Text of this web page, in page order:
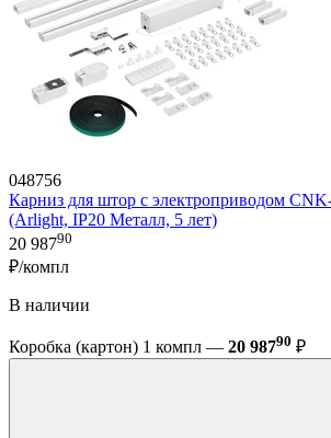
048756
Карниз для штор с электроприводом
(Arlight, IP20 Металл, 5 лет)
20 98790
₽/компл
В наличии
Коробка (картон) 1 компл — 20 98790 ₽